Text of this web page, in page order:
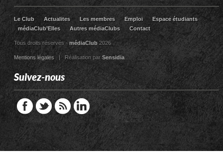
Le Club Actualites Les membres Emploi
Espace étudiants
médiaClub’Elles
Autres médiaClubs Contact
Tous droits réservés - médiaClub2026
Mentions légales| Réalisation par Sensidia
Suivez-nous